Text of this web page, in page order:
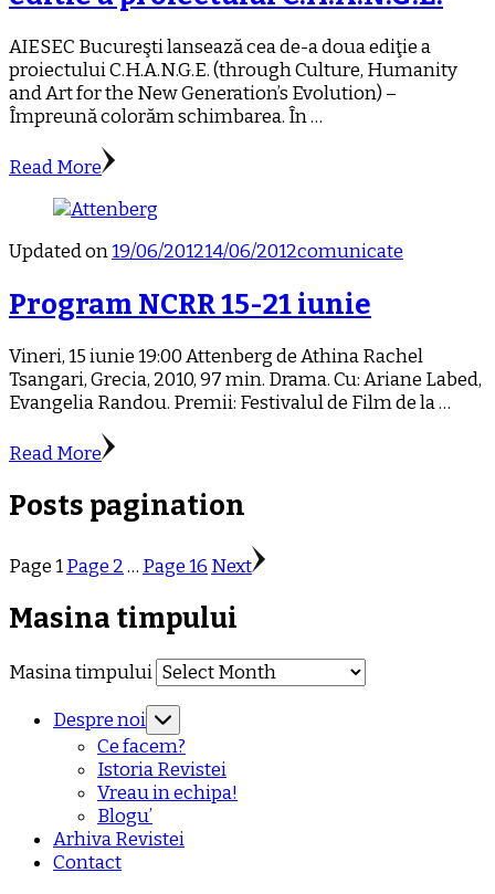
AIESEC Bucureşti lansează cea de-a doua ediţie a
proiectului C.H.A.N.G.E. (through Culture, Humanity
and Art for the New Generation’s Evolution) –
Împreună colorăm schimbarea. În …
Read More
Updated on19/06/201214/06/2012comunicate
Program NCRR 15-21 iunie
Vineri, 15 iunie 19:00 Attenberg de Athina Rachel
Tsangari, Grecia, 2010, 97 min. Drama. Cu: Ariane Labed,
Evangelia Randou. Premii: Festivalul de Film de la …
Read More
Posts pagination
Page1Page 2… Page16 Next
Masina timpului
Masina timpului
Despre noi
Ce facem?
Istoria Revistei
Vreau in echipa!
Blogu’
Arhiva Revistei
Contact